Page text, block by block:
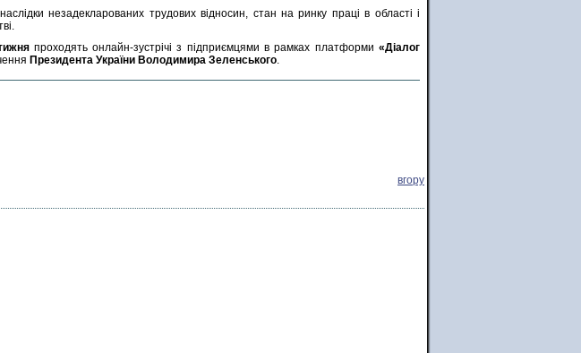
незадекларованих трудових відносин, стан на ринку праці в області і
проходять онлайн-зустрічі з підприємцями в рамках платформи«Діалог
Президента України Володимира Зеленського.
вгору